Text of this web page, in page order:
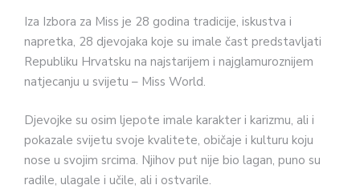
Iza Izbora za Miss je 28 godina tradicije, iskustva i
napretka, 28 djevojaka koje su imale čast predstavljati
Republiku Hrvatsku na najstarijem i najglamuroznijem
natjecanju u svijetu – Miss World.
Djevojke su osim ljepote imale karakter i karizmu, ali i
pokazale svijetu svoje kvalitete, običaje i kulturu koju
nose u svojim srcima. Njihov put nije bio lagan, puno su
radile, ulagale i učile, ali i ostvarile.